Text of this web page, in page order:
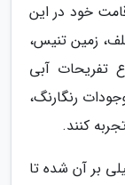
خود در این
زمین تنیس،
تفریحات آبی
رنگارنگ،
کنند.
بر آن شده تا